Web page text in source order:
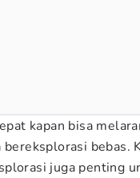
kapan bisa
bebas.
juga penting